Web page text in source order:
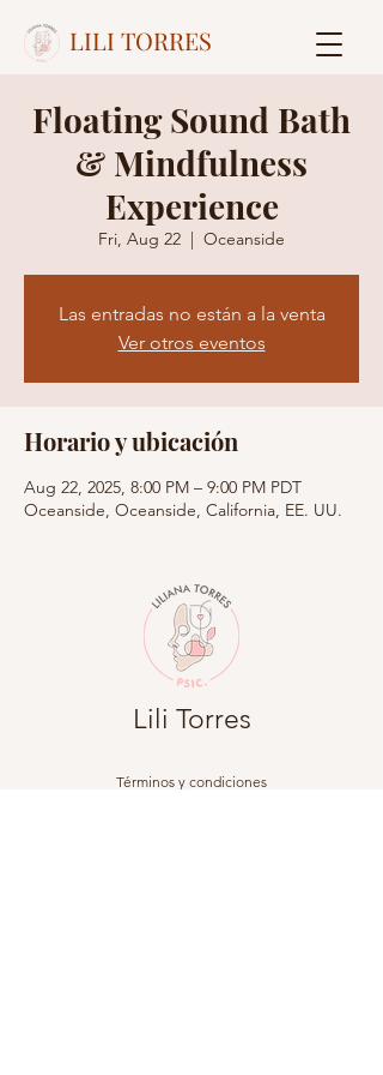
LILI TORRES
Floating Sound Bath
& Mindfulness
Experience
Fri, Aug 22
  |
Oceanside
Las entradas no están a la venta
Ver otros eventos
Horario y ubicación
Aug 22, 2025, 8:00 PM – 9:00 PM PDT
Oceanside, Oceanside, California, EE. UU.
Lili Torres
Términos y condiciones